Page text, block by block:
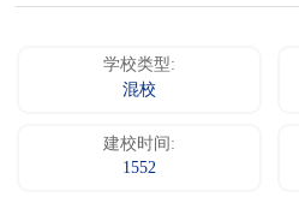
学校类型:
混校
建校时间:
1552